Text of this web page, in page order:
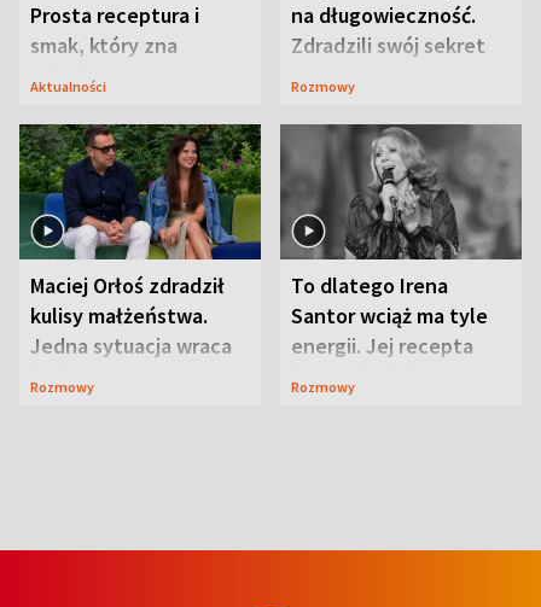
Prosta receptura i
smak, który zna
Lubelszczyzna
Aktualności
na długowieczność.
Zdradzili swój sekret
Rozmowy
Maciej Orłoś zdradził
kulisy małżeństwa.
Jedna sytuacja wraca
jak bumerang
Rozmowy
To dlatego Irena
Santor wciąż ma tyle
energii. Jej recepta
jest zaskakująco
Rozmowy